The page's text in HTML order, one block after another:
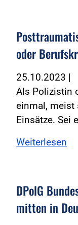
oder
25.10.2023 |
Als Polizistin
einmal, meist
Einsätze. Sei
Weiterlesen
DPolG
mitten in